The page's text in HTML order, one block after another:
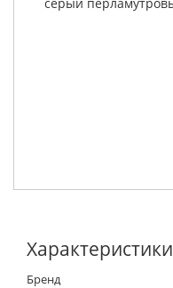
Характеристики
Бренд